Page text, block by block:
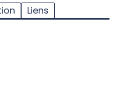
Liens